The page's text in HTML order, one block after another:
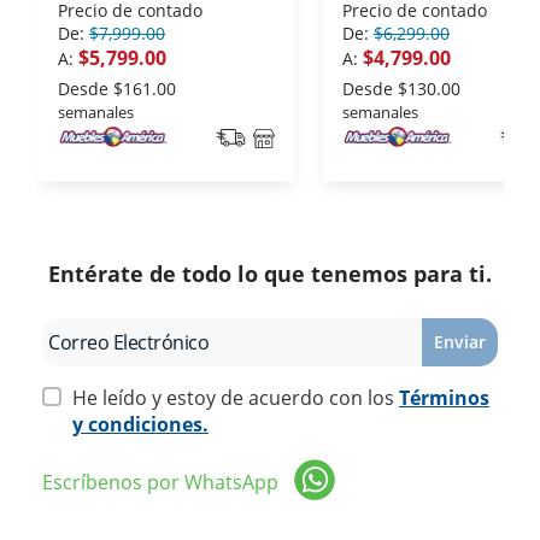
Tonelada 115 V Solo Frio
Precio de contado
De: $7,999.00
A: $5,799.00
Desde $161.00
semanales
Precio de contado
De: $6,299.00
A: $4,799.00
Desde $130.00
semanales
Entérate de todo lo que tenemos para ti.
Enviar
He leído y estoy de acuerdo con los Términos
y condiciones.
Escríbenos por WhatsApp